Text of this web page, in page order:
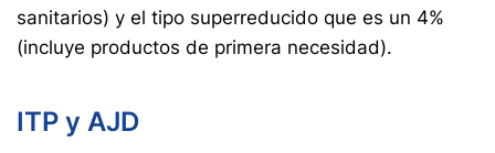
sanitarios) y el tipo superreducido que es un 4%
(incluye productos de primera necesidad).
ITP y AJD